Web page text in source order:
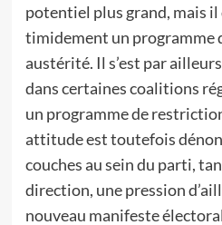
potentiel plus grand, mais
timidement un programme
austérité. Il s’est par
dans certaines coalitions
un programme de
attitude est toutefois
couches au sein du parti,
direction, une pression
nouveau manifeste